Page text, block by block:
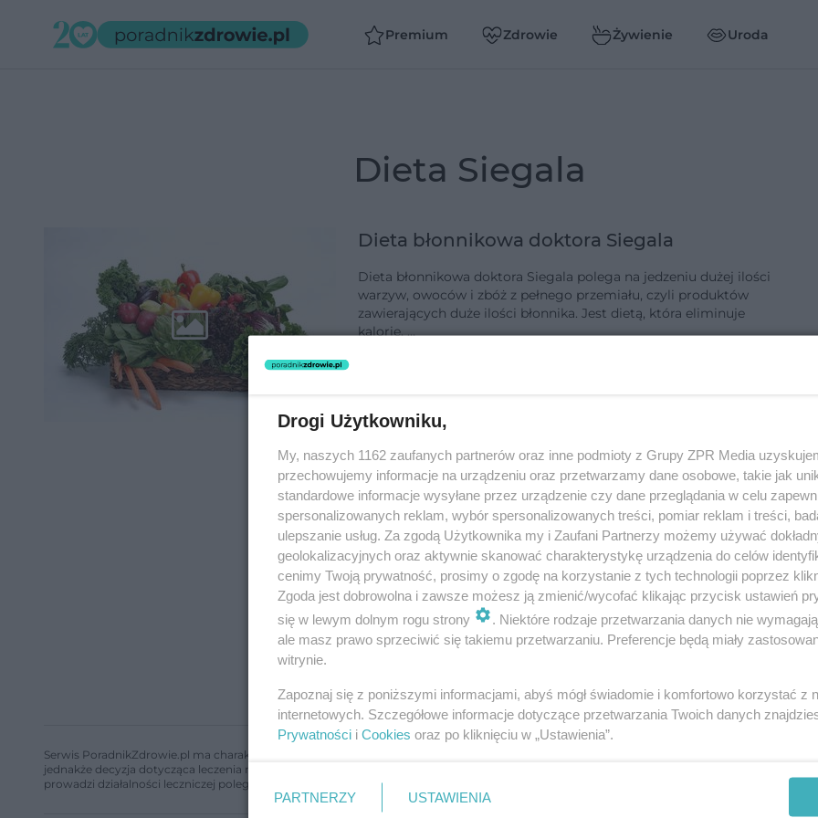
Premium Zdrowie Żywienie Uroda
dieta Siegala
Dieta błonnikowa doktora Siegala
Dieta błonnikowa doktora Siegala polega na jedzeniu dużej ilości
warzyw, owoców i zbóż z pełnego przemiału, czyli produktów
zawierających duże ilości błonnika. Jest dietą, która eliminuje
kalorie, …
Serwis PoradnikZdrowie.pl ma charakter edukacyjny, nie stanowi i nie zastępuje porady lekarskiej. Redakcja serwisu dokłada wszelkich
jednakże decyzja dotycząca leczenia należy do lekarza. Redakcja i wydawca serwisu nie ponoszą odpowiedzialności wynikającej z
prowadzi działalności leczniczej polegającej na udzielaniu świadczeń zdrowotnych w rozumieniu art. 3 ust 1 ustawy o działalności leczniczej.
Drogi Użytkowniku,
My, naszych 1162 zaufanych partnerów oraz inne podmioty z Grupy ZPR Media
przechowujemy informacje na urządzeniu oraz przetwarzamy dane osobowe, takie jak
standardowe informacje wysyłane przez urządzenie czy dane przeglądania w celu
spersonalizowanych reklam, wybór spersonalizowanych treści, pomiar reklam i treści,
ulepszanie usług. Za zgodą Użytkownika my i Zaufani Partnerzy możemy używać
geolokalizacyjnych oraz aktywnie skanować charakterystykę urządzenia do celów
cenimy Twoją prywatność, prosimy o zgodę na korzystanie z tych technologii poprzez
Zgoda jest dobrowolna i zawsze możesz ją zmienić/wycofać klikając przycisk ustawień
się w lewym dolnym rogu strony
. Niektóre rodzaje przetwarzania danych nie
ale masz prawo sprzeciwić się takiemu przetwarzaniu. Preferencje będą miały
witrynie.
Zapoznaj się z poniższymi informacjami, abyś mógł świadomie i komfortowo korzystać z
internetowych. Szczegółowe informacje dotyczące przetwarzania Twoich danych
Prywatności i Cookies oraz po kliknięciu w „Ustawienia”.
PARTNERZY USTAWIENIA